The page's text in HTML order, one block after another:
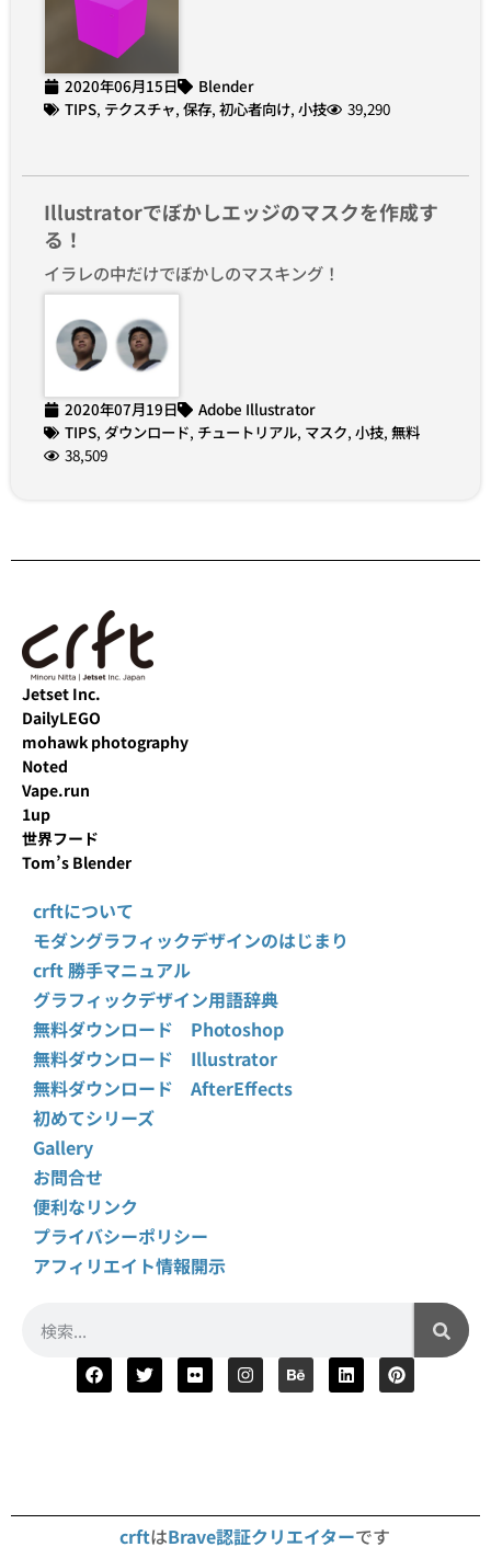
2020年06月15日
Blender
TIPS, テクスチャ, 保存, 初心者向け, 小技 39,290
Illustratorでぼかしエッジのマスクを作成す
る！
イラレの中だけでぼかしのマスキング！
2020年07月19日
Adobe Illustrator
TIPS, ダウンロード, チュートリアル, マスク, 小技, 無料
38,509
Jetset Inc.
DailyLEGO
mohawk photography
Noted
Vape.run
1up
世界フード
Tom’s Blender
crftについて
モダングラフィックデザインのはじまり
crft 勝手マニュアル
グラフィックデザイン用語辞典
無料ダウンロード Photoshop
無料ダウンロード Illustrator
無料ダウンロード AfterEffects
初めてシリーズ
Gallery
お問合せ
便利なリンク
プライバシーポリシー
アフィリエイト情報開示
crftはBrave認証クリエイターです